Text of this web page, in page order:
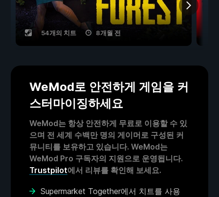
54개의 치트 8개월 전
WeMod로 안전하게 게임을 커
스터마이징하세요
WeMod는 항상 안전하게 무료로 이용할 수 있
으며 전 세계 수백만 명의 게이머로 구성된 커
뮤니티를 보유하고 있습니다. WeMod는
WeMod Pro 구독자의 지원으로 운영됩니다.
Trustpilot에서 리뷰를 확인해 보세요.
Supermarket Together에서 치트를 사용